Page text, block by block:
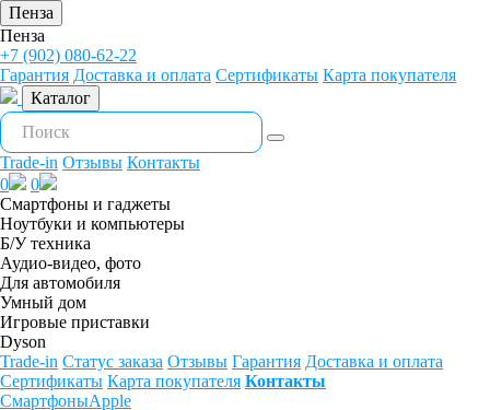
Пенза
Пенза
+7 (902) 080-62-22
Гарантия Доставка и оплата Сертификаты Карта покупателя
Каталог
Trade-in Отзывы Контакты
0
0
Смартфоны и гаджеты
Ноутбуки и компьютеры
Б/У техника
Аудио-видео, фото
Для автомобиля
Умный дом
Игровые приставки
Dyson
Trade-in Статус заказа Отзывы Гарантия Доставка и оплата
Сертификаты Карта покупателя Контакты
СмартфоныApple